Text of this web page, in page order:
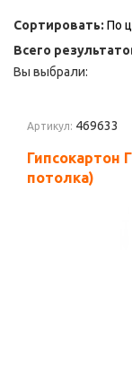
Сортировать: По
Всего
Вы выбрали:
Артикул: 469633
Гипсокартон
потолка)